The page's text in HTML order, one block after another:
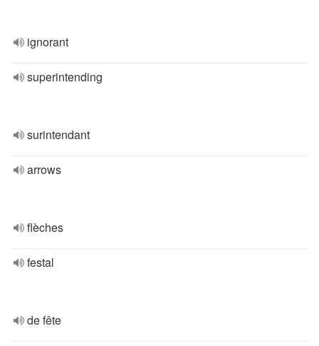
ignorant
superintending
surintendant
arrows
flèches
festal
de fête